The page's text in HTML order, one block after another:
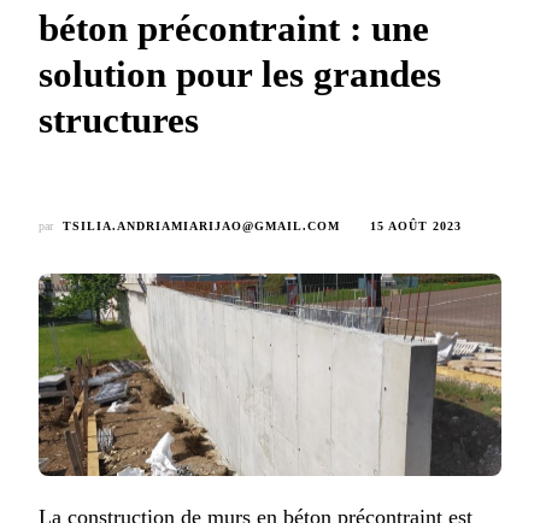
béton précontraint : une
solution pour les grandes
structures
par TSILIA.ANDRIAMIARIJAO@GMAIL.COM 15 AOÛT 2023
La construction de murs en béton précontraint est